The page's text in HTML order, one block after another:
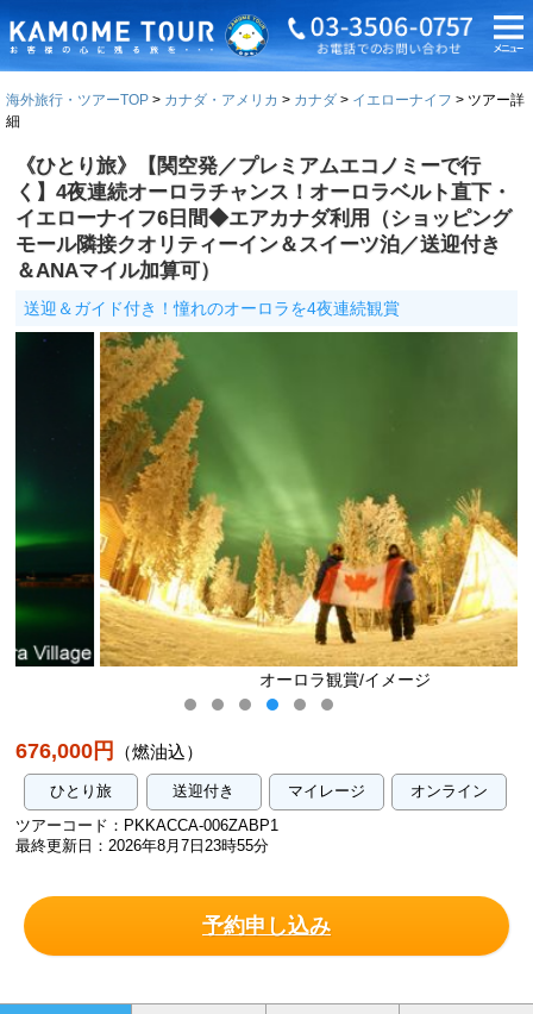
海外旅行・ツアーTOP カナダ・アメリカ カナダ イエローナイフ
ツアー詳
細
《ひとり旅》【関空発／プレミアムエコノミーで行
く】4夜連続オーロラチャンス！オーロラベルト直下・
イエローナイフ6日間◆エアカナダ利用（ショッピング
モール隣接クオリティーイン＆スイーツ泊／送迎付き
＆ANAマイル加算可）
送迎＆ガイド付き！憧れのオーロラを4夜連続観賞
オーロラ観賞/イメージ
676,000円 （燃油込）
ひとり旅 送迎付き マイレージ
オンライン
ツアーコード：PKKACCA-006ZABP1
最終更新日：2026年8月7日23時55分
予約申し込み